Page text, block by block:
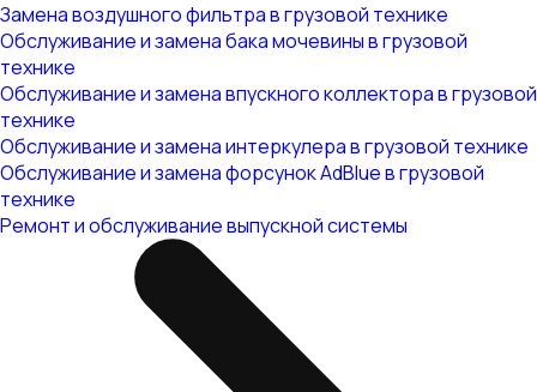
Замена воздушного фильтра в грузовой технике
Обслуживание и замена бака мочевины в грузовой
технике
Обслуживание и замена впускного коллектора в грузовой
технике
Обслуживание и замена интеркулера в грузовой технике
Обслуживание и замена форсунок AdBlue в грузовой
технике
Ремонт и обслуживание выпускной системы